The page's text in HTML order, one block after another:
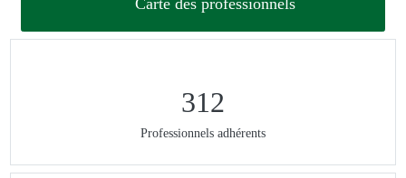
Carte des professionnels
312
Professionnels adhérents